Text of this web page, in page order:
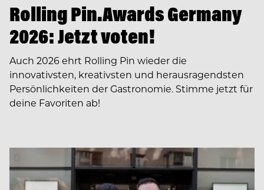
Rolling Pin.Awards Germany
2026: Jetzt voten!
Auch 2026 ehrt Rolling Pin wieder die
innovativsten, kreativsten und herausragendsten
Persönlichkeiten der Gastronomie. Stimme jetzt für
deine Favoriten ab!